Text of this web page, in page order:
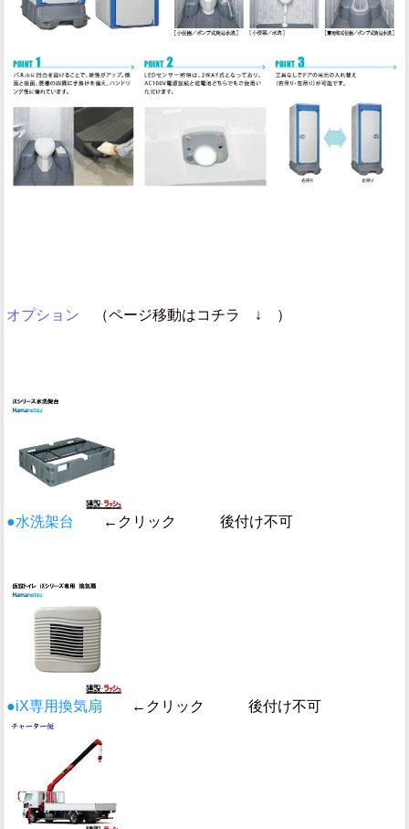
オプション （ページ移動はコチラ ↓ ）
●水洗架台 ←クリック 後付け不可
●iX専用換気扇 ←クリック 後付け不可